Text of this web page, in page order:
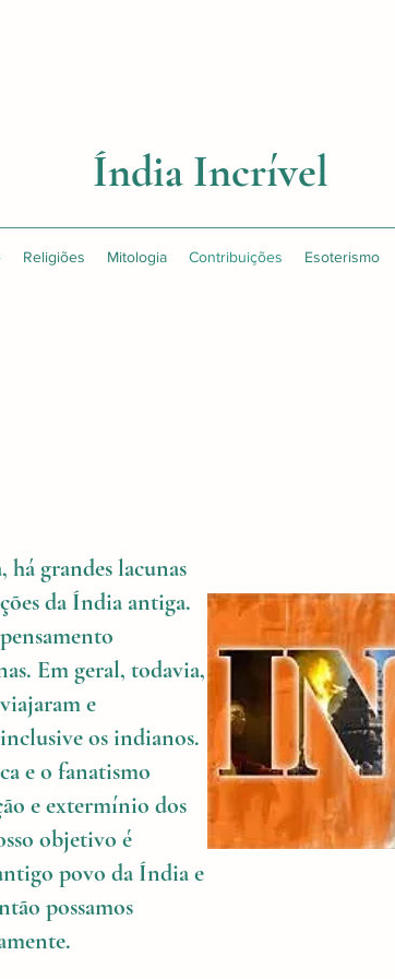
Índia Incrível
Religiões Mitologia Contribuições Esoterismo
grandes lacunas
da Índia antiga.
Em geral, todavia,
e
os indianos.
e o fanatismo
e extermínio dos
objetivo é
povo da Índia e
possamos